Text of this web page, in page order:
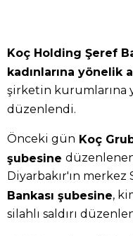
Koç Holding Şeref
kadınlarına yönelik
şirketin kurumlarına
düzenlendi.
Önceki gün Koç
şubesine düzenlenen
Diyarbakır'ın
Bankası şubesine,
silahlı saldırı